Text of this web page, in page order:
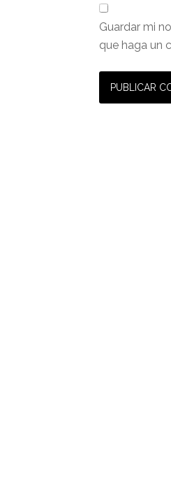
Guardar mi
que haga un